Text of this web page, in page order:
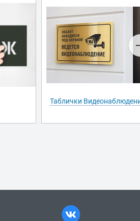
Таблички